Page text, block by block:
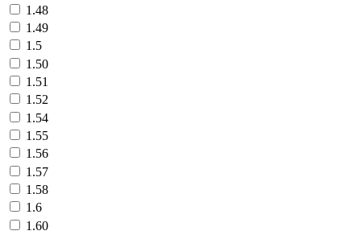
1.48
1.49
1.5
1.50
1.51
1.52
1.54
1.55
1.56
1.57
1.58
1.6
1.60